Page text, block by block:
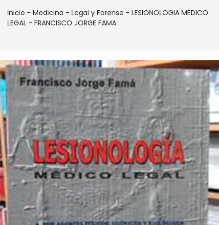
Inicio - Medicina - Legal y Forense - LESIONOLOGIA MEDICO
LEGAL - FRANCISCO JORGE FAMA